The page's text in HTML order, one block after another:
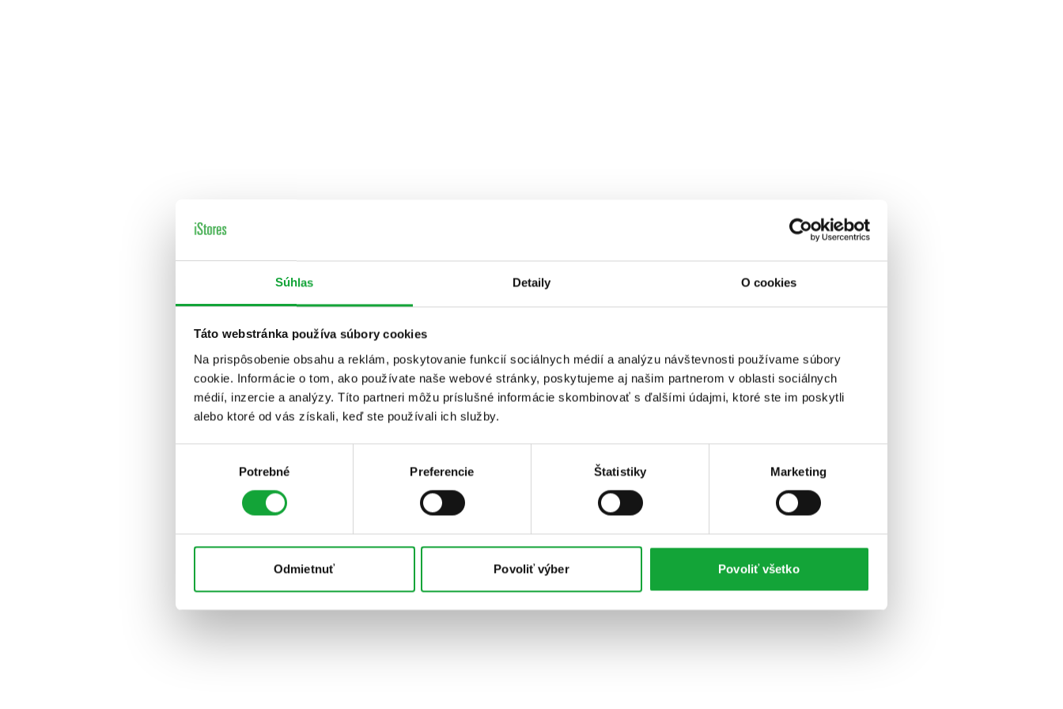
Súhlas Detaily O cookies
Táto webstránka používa súbory cookies
Na prispôsobenie obsahu a reklám, poskytovanie funkcií sociálnych médií a analýzu návštevnosti používame súbory
cookie. Informácie o tom, ako používate naše webové stránky, poskytujeme aj našim partnerom v oblasti sociálnych
médií, inzercie a analýzy. Títo partneri môžu príslušné informácie skombinovať s ďalšími údajmi, ktoré ste im poskytli
alebo ktoré od vás získali, keď ste používali ich služby.
Potrebné Preferencie Štatistiky Marketing
Odmietnuť Povoliť výber Povoliť všetko